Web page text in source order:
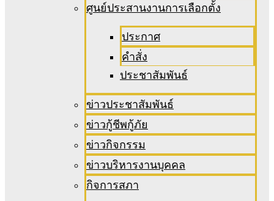
ศูนย์ประสานงานการเลือกตั้ง
ประกาศ
คำสั่ง
ประชาสัมพันธ์
ข่าวประชาสัมพันธ์
ข่าวกู้ชีพกู้ภัย
ข่าวกิจกรรม
ข่าวบริหารงานบุคคล
กิจการสภา